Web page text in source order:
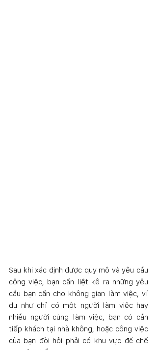
Sau khi xác định được quy mô và yêu cầu
công việc, bạn cần liệt kê ra những yêu
cầu bạn cần cho không gian làm việc, ví
dụ như chỉ có một người làm việc hay
nhiều người cùng làm việc, bạn có cần
tiếp khách tại nhà không, hoặc công việc
của bạn đòi hỏi phải có khu vực để chế